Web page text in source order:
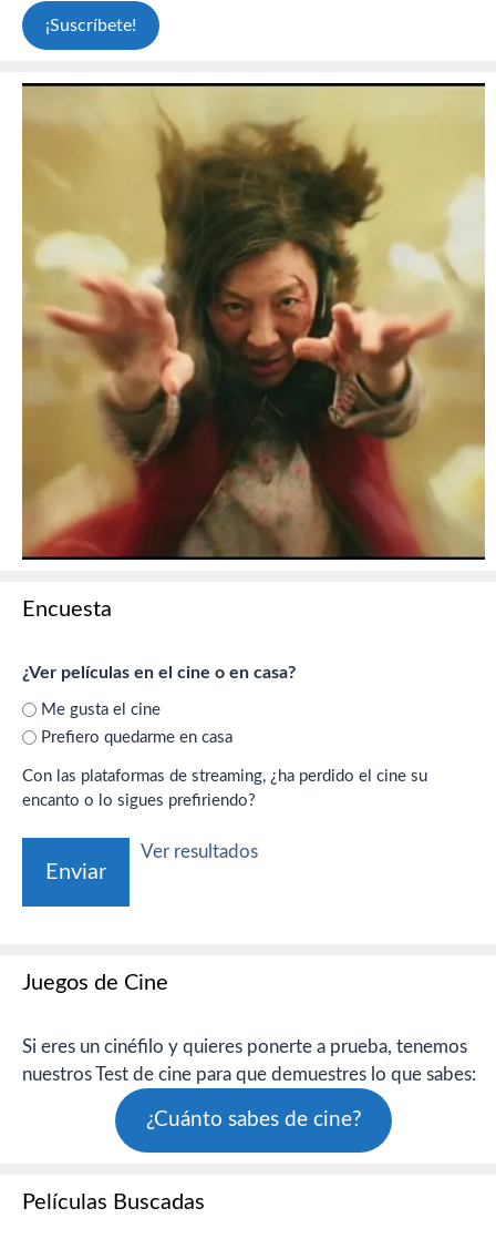
Encuesta
¿Ver películas en el cine o en casa?
Me gusta el cine
Prefiero quedarme en casa
Con las plataformas de streaming, ¿ha perdido el cine su
encanto o lo sigues prefiriendo?
Ver resultados
Juegos de Cine
Si eres un cinéfilo y quieres ponerte a prueba, tenemos
nuestros Test de cine para que demuestres lo que sabes:
¿Cuánto sabes de cine?
Películas Buscadas